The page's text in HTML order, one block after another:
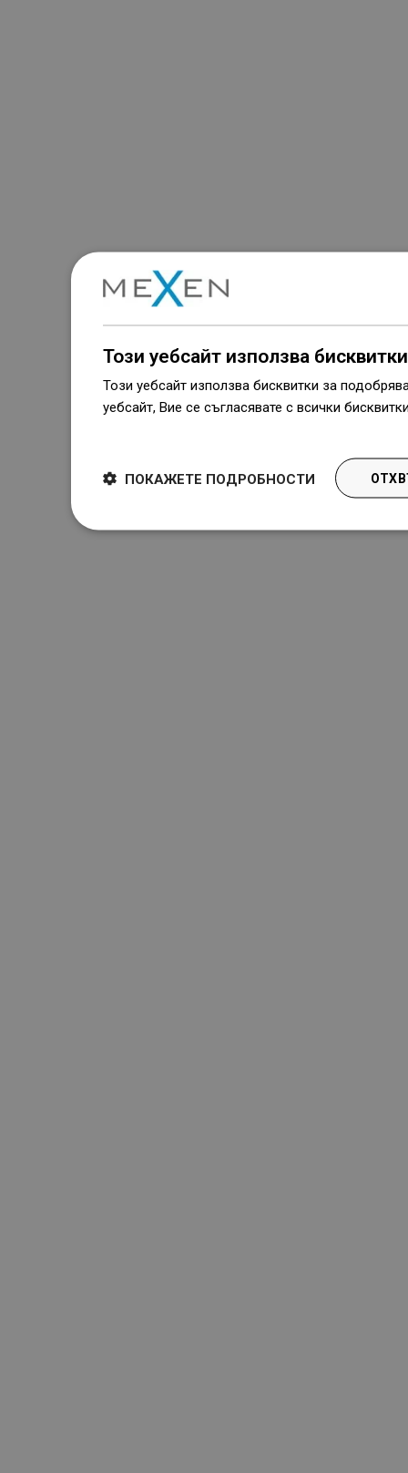
Този уебсайт използва бисквитки
Този уебсайт използва бисквитки за
уебсайт, Вие се съгласявате с всички
ПОКАЖЕТЕ ПОДРОБНОСТИ